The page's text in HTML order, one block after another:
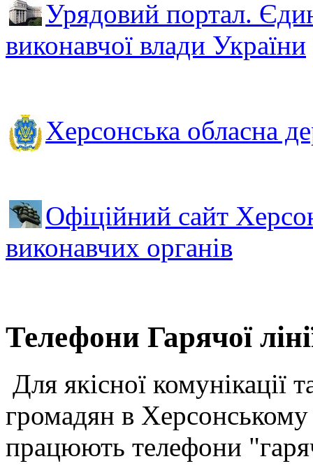
Урядовий портал.
виконавчої влади України
Херсонська обласна
Офіційний сайт
виконавчих органів
Телефони Гарячої
Для якісної комунікації
громадян в
працюють телефони